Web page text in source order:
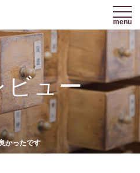
menu
ビュー
かったです